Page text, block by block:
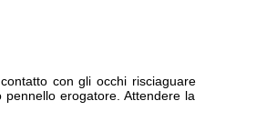
con gli occhi risciaguare
erogatore. Attendere la